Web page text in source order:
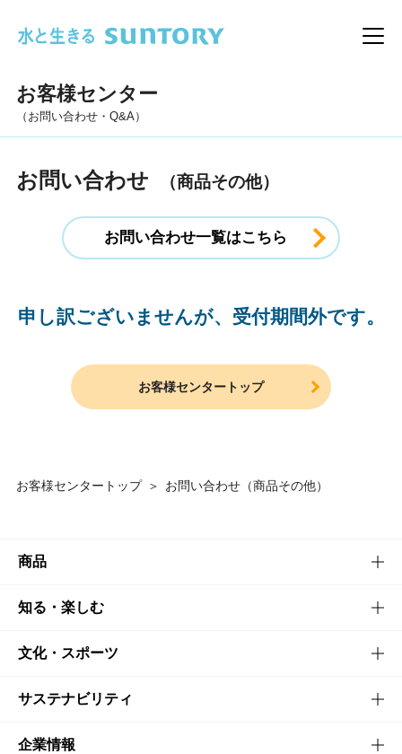
メ
お客様センター
（お問い合わせ・Q&A）
お客様センタートップ ＞ お問い合わせ（商品その他）
お問い合わせ （商品その他）
お問い合わせ一覧はこちら
申し訳ございませんが、受付期間外です。
お客様センタートップ
商品
商品TOP
商品一覧
商品発売情報
栄養成分一覧
知る・楽しむ
知る・楽しむTOP
キャンペーン
工場見学
文化・スポーツ
文化・スポーツTOP
サントリーホール
サステナビリティ
サステナビリティTOP
企業情報